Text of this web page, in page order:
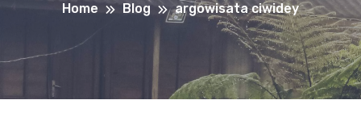
Home Blog argowisata ciwidey